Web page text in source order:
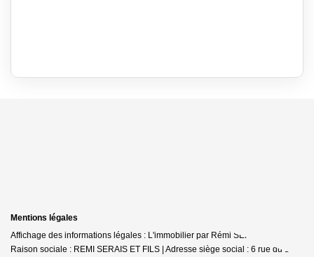
Mentions légales
Affichage des informations légales : L'immobilier par Rémi SERAIS - Aunay |
Raison sociale : REMI SERAIS ET FILS | Adresse siège social : 6 rue du 12